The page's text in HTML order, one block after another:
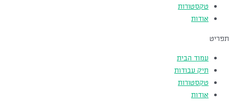
טקסטורות
אודות
תפריט
עמוד הבית
תיק עבודות
טקסטורות
אודות